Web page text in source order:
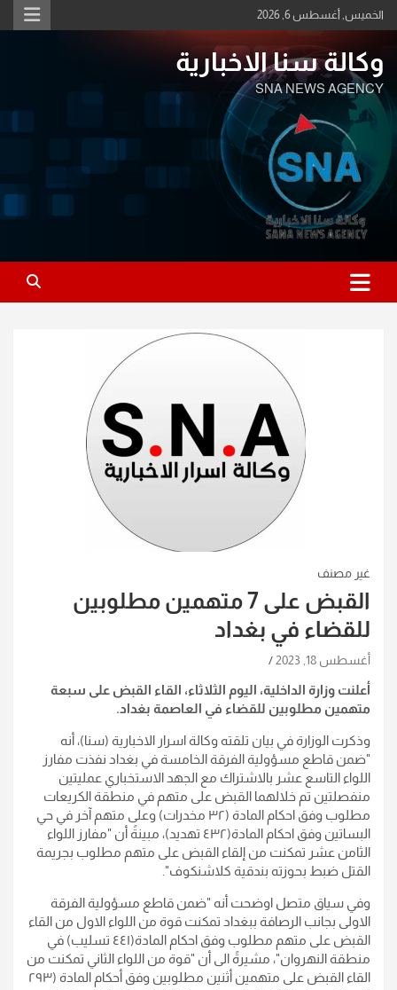
Skip
to
الخميس, أغسطس 6, 2026
وكالة سنا الاخبارية
SNA NEWS AGENCY
غير مصنف
القبض على 7 متهمين مطلوبين
للقضاء في بغداد
أغسطس 18, 2023
أعلنت وزارة الداخلية، اليوم الثلاثاء، القاء القبض على سبعة
متهمين مطلوبين للقضاء في العاصمة بغداد.
وذكرت الوزارة في بيان تلقته وكالة اسرار الاخبارية (سنا)، أنه
"ضمن قاطع مسؤولية الفرقة الخامسة في بغداد نفذت مفارز
اللواء التاسع عشر بالاشتراك مع الجهد الاستخباري عمليتين
منفصلتين تم خلالهما القبض على متهم في منطقة الكريعات
مطلوب وفق احكام المادة (٣٢ مخدرات) وعلى متهم آخر في حي
البساتين وفق احكام المادة(٤٣٢ تهديد)، مبينةً أن "مفارز اللواء
الثامن عشر تمكنت من إلقاء القبض على متهم مطلوب بجريمة
القتل ضبط بحوزته بندقية كلاشنكوف".
وفي سياق متصل اوضحت أنه "ضمن قاطع مسؤولية الفرقة
الاولى بجانب الرصافة ببغداد تمكنت قوة من اللواء الاول من القاء
القبض على متهم مطلوب وفق احكام المادة(٤٤١ تسليب) في
منطقة النهروان"، مشيرةً الى أن "قوة من اللواء الثاني تمكنت من
القاء القبض على متهمين أثنين مطلوبين وفق أحكام المادة (٢٩٣